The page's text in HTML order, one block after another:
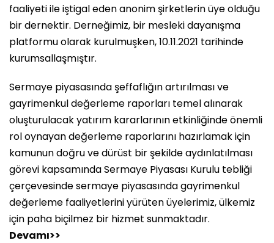
faaliyeti ile iştigal eden anonim şirketlerin üye olduğu
bir dernektir. Derneğimiz, bir mesleki dayanışma
platformu olarak kurulmuşken, 10.11.2021 tarihinde
kurumsallaşmıştır.
Sermaye piyasasında şeffaflığın artırılması ve
gayrimenkul değerleme raporları temel alınarak
oluşturulacak yatırım kararlarının etkinliğinde önemli
rol oynayan değerleme raporlarını hazırlamak için
kamunun doğru ve dürüst bir şekilde aydınlatılması
görevi kapsamında Sermaye Piyasası Kurulu tebliği
çerçevesinde sermaye piyasasında gayrimenkul
değerleme faaliyetlerini yürüten üyelerimiz, ülkemiz
için paha biçilmez bir hizmet sunmaktadır.
Devamı>>